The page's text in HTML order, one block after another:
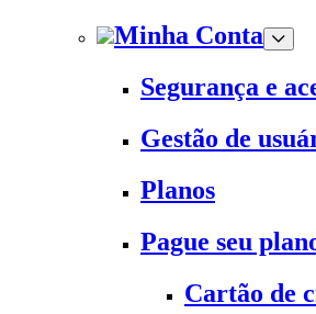
Minha Conta
Segurança e
Gestão de
Planos
Pague seu
Cartão de